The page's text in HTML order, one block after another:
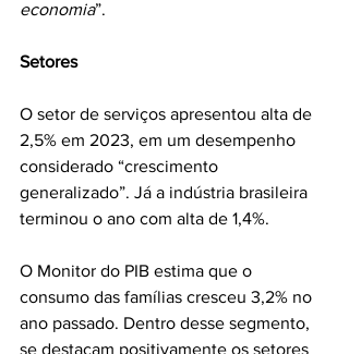
economia”.
Setores
O setor de serviços apresentou alta de
2,5% em 2023, em um desempenho
considerado “crescimento
generalizado”. Já a indústria brasileira
terminou o ano com alta de 1,4%.
O Monitor do PIB estima que o
consumo das famílias cresceu 3,2% no
ano passado. Dentro desse segmento,
se destacam positivamente os setores